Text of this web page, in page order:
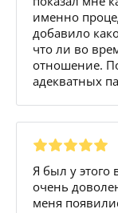
именно
добавило
что ли во
отношение.
адекватных
Я был у этого
очень
меня